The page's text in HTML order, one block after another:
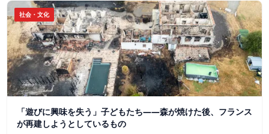
社会・文化
「遊びに興味を失う」子どもたち——森が焼けた後、フランス
が再建しようとしているもの